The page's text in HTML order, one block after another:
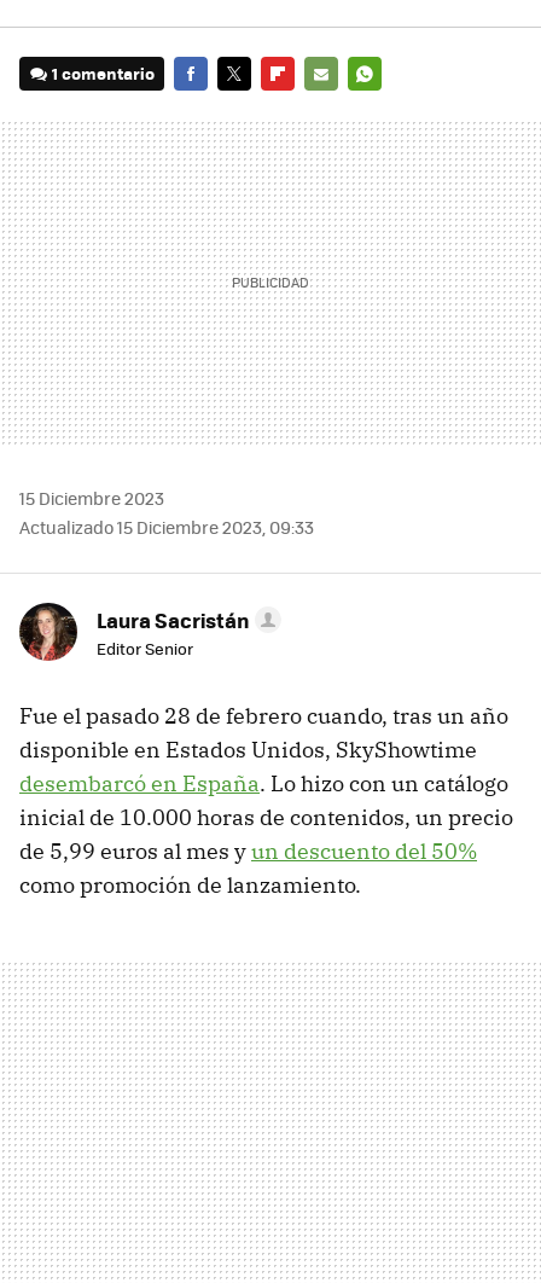
1 comentario
MAIL
15 Diciembre 2023
Actualizado 15 Diciembre 2023, 09:33
Laura Sacristán
Editor Senior
Fue el pasado 28 de febrero cuando, tras un año
disponible en Estados Unidos, SkyShowtime
desembarcó en España. Lo hizo con un catálogo
inicial de 10.000 horas de contenidos, un precio
de 5,99 euros al mes yun descuento del 50%
como promoción de lanzamiento.